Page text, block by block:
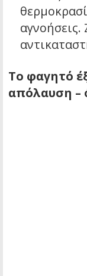
Το φαγητό
απόλαυση –